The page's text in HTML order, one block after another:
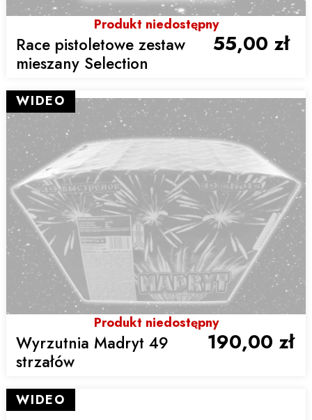
Produkt niedostępny
Race pistoletowe zestaw
mieszany Selection
55,00 zł
Produkt niedostępny
Wyrzutnia Madryt 49
strzałów
190,00 zł
WIDEO
WIDEO